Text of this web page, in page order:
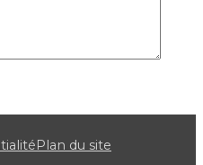
Plan du site